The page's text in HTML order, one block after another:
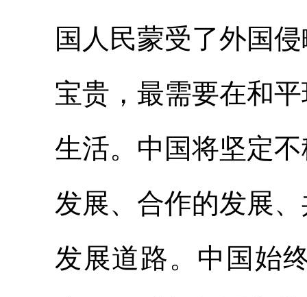
国人民蒙受了外国
宝贵，最需要在和
生活。中国将坚定
发展、合作的发展
发展道路。中国始